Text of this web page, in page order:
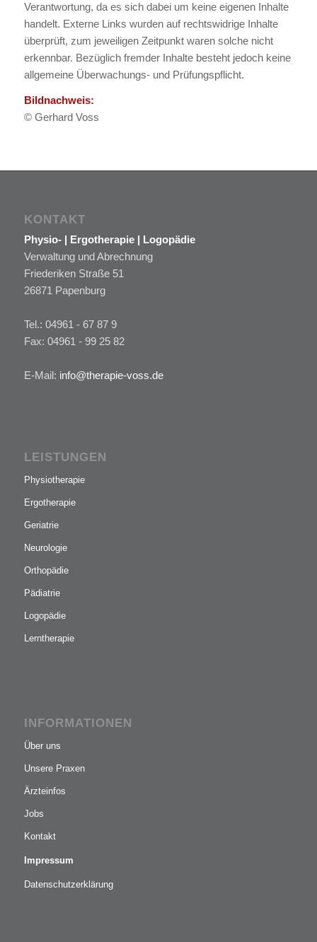
Verantwortung, da es sich dabei um keine eigenen Inhalte
handelt. Externe Links wurden auf rechtswidrige Inhalte
überprüft, zum jeweiligen Zeitpunkt waren solche nicht
erkennbar. Bezüglich fremder Inhalte besteht jedoch keine
allgemeine Überwachungs- und Prüfungspflicht.
Bildnachweis:
© Gerhard Voss
KONTAKT
Physio- | Ergotherapie | Logopädie
Verwaltung und Abrechnung
Friederiken Straße 51
26871 Papenburg
Tel.: 04961 - 67 87 9
Fax: 04961 - 99 25 82
E-Mail: info@therapie-voss.de
LEISTUNGEN
Physiotherapie
Ergotherapie
Geriatrie
Neurologie
Orthopädie
Pädiatrie
Logopädie
Lerntherapie
INFORMATIONEN
Über uns
Unsere Praxen
Ärzteinfos
Jobs
Kontakt
Impressum
Datenschutzerklärung